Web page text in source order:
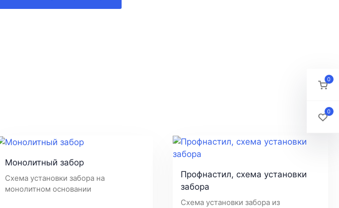
Монолитный забор
Схема установки забора на
монолитном основании
Профнастил, схема установки
забора
Схема установки забора из
0
0